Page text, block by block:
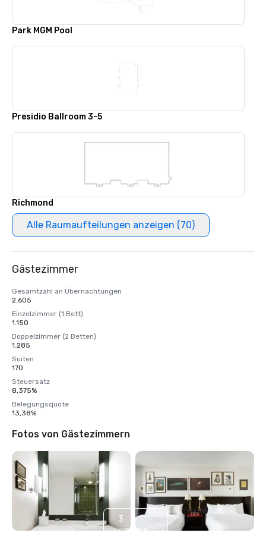
Park MGM Pool
Presidio Ballroom 3-5
Richmond
Alle Raumaufteilungen anzeigen (70)
Gästezimmer
Gesamtzahl an Übernachtungen
2.605
Einzelzimmer (1 Bett)
1.150
Doppelzimmer (2 Betten)
1.285
Suiten
170
Steuersatz
8,375%
Belegungsquote
13,38%
Fotos von Gästezimmern
3
weitere